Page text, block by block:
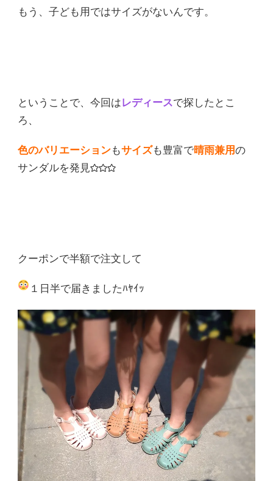
もう、子ども用ではサイズがないんです。
ということで、今回は レディースで探したとこ
ろ、
色のバリエーションもサイズも豊富で晴雨兼用の
サンダルを発見☆☆☆
クーポンで半額で注文して
１日半で届きましたﾊﾔｲｯ